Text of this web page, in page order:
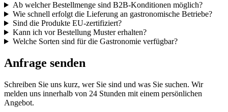
Ab welcher Bestellmenge sind B2B-Konditionen möglich?
Wie schnell erfolgt die Lieferung an gastronomische Betriebe?
Sind die Produkte EU-zertifiziert?
Kann ich vor Bestellung Muster erhalten?
Welche Sorten sind für die Gastronomie verfügbar?
Anfrage senden
Schreiben Sie uns kurz, wer Sie sind und was Sie suchen. Wir
melden uns innerhalb von 24 Stunden mit einem persönlichen
Angebot.